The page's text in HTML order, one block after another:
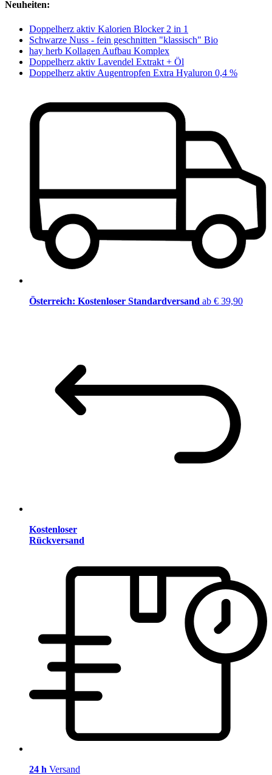
Neuheiten:
Doppelherz aktiv Kalorien Blocker 2 in 1
Schwarze Nuss - fein geschnitten "klassisch" Bio
hay herb Kollagen Aufbau Komplex
Doppelherz aktiv Lavendel Extrakt + Öl
Doppelherz aktiv Augentropfen Extra Hyaluron 0,4 %
Österreich: Kostenloser Standardversand ab € 39,90
Kostenloser
Rückversand
24 h Versand